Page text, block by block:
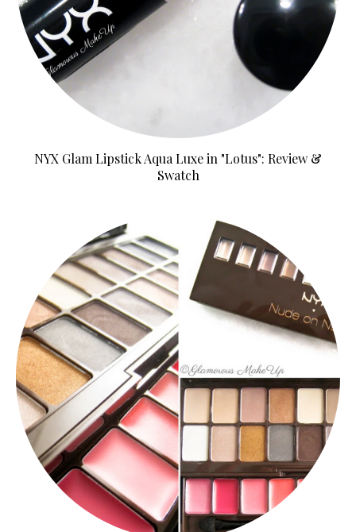
NYX Glam Lipstick Aqua Luxe in "Lotus": Review &
Swatch